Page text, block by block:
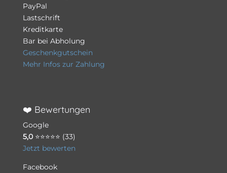
PayPal
Lastschrift
Kreditkarte
Bar bei Abholung
Geschenkgutschein
Mehr Infos zur Zahlung
❤️ Bewertungen
Google
5,0⭐⭐⭐⭐⭐ (33)
Jetzt bewerten
Facebook